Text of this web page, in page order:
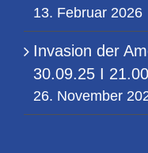
13. Februar 2026
Invasion der
30.09.25 I 21.00
26. November